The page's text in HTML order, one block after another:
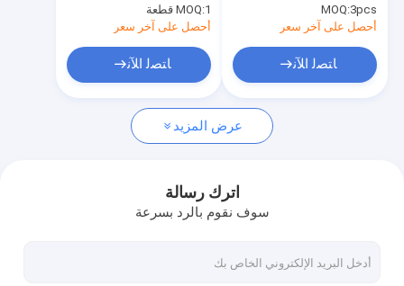
أخبار
اطلب اقتباس
تجهيزات اللحام بوت
كوم الفولاذ المقاوم للصدأ
المخفض الفولاذ المقاوم للصدأ
MOQ:1 قطعة
أحصل على آخر سعر
ﺎﺘﺼﻟ ﺍﻶﻧ
MOQ:3pcs
أحصل على آخر سعر
ﺎﺘﺼﻟ ﺍﻶﻧ
عرض المزيد
اترك رسالة
سوف نقوم بالرد بسرعة